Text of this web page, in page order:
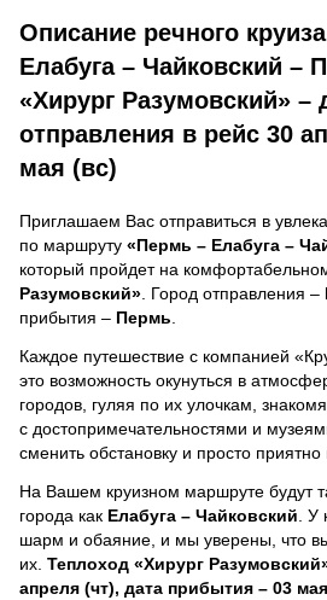
Описание речного
Елабуга – Чайковский –
«Хирург Разумовский» –
отправления в рейс 30
мая (вс)
Приглашаем Вас отправиться в
по маршруту «Пермь – Елабуга –
который пройдет на
Разумовский» . Город отправления –
прибытия – Пермь
Каждое путешествие с компанией
это возможность окунуться в
городов, гуляя по их улочкам,
с достопримечательностями и
сменить обстановку и просто приятно
На Вашем круизном маршруте будут
города как Елабуга – Чайковский .
шарм и обаяние, и мы уверены, что
их. Теплоход «Хирург
апреля (чт), дата прибытия – 03